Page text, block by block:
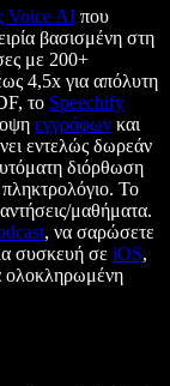
Voice AI που
βασισμένη στη
με 200+
4,5x για απόλυτη
το Speechify
εγγράφων και
εντελώς δωρεάν
διόρθωση
Το
μαθήματα.
, να σαρώσετε
συσκευή σε iOS,